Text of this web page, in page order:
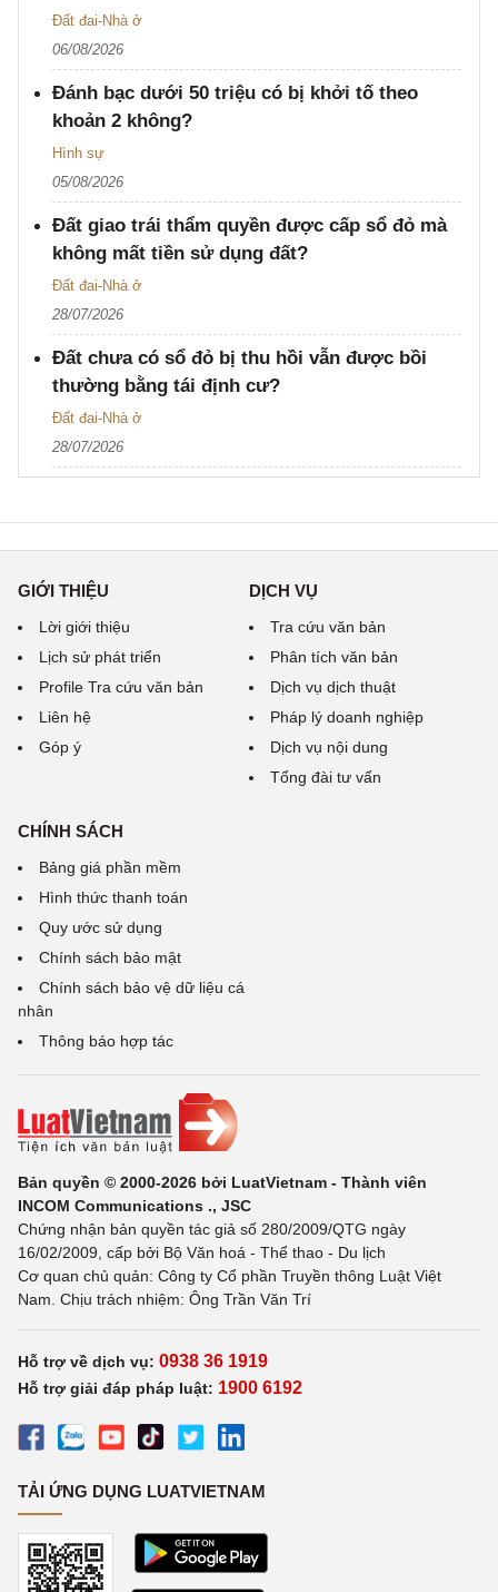
Đất đai-Nhà ở
06/08/2026
Đánh bạc dưới 50 triệu có bị khởi tố theo
khoản 2 không?
Hình sự
05/08/2026
Đất giao trái thẩm quyền được cấp sổ đỏ mà
không mất tiền sử dụng đất?
Đất đai-Nhà ở
28/07/2026
Đất chưa có sổ đỏ bị thu hồi vẫn được bồi
thường bằng tái định cư?
Đất đai-Nhà ở
28/07/2026
GIỚI THIỆU
Lời giới thiệu
Lịch sử phát triển
Profile Tra cứu văn bản
Liên hệ
Góp ý
DỊCH VỤ
Tra cứu văn bản
Phân tích văn bản
Dịch vụ dịch thuật
Pháp lý doanh nghiệp
Dịch vụ nội dung
Tổng đài tư vấn
CHÍNH SÁCH
Bảng giá phần mềm
Hình thức thanh toán
Quy ước sử dụng
Chính sách bảo mật
Chính sách bảo vệ dữ liệu cá
nhân
Thông báo hợp tác
Bản quyền © 2000-2026 bởi LuatVietnam - Thành viên
INCOM Communications ., JSC
Chứng nhận bản quyền tác giả số 280/2009/QTG ngày
16/02/2009, cấp bởi Bộ Văn hoá - Thể thao - Du lịch
Cơ quan chủ quản: Công ty Cổ phần Truyền thông Luật Việt
Nam. Chịu trách nhiệm: Ông Trần Văn Trí
Hỗ trợ về dịch vụ: 0938 36 1919
Hỗ trợ giải đáp pháp luật: 1900 6192
TẢI ỨNG DỤNG LUATVIETNAM